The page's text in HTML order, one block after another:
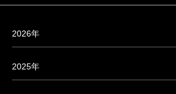
2026年
2025年